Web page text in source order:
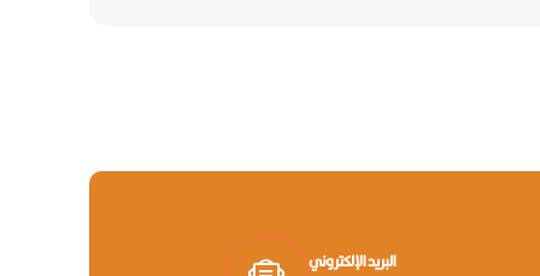
البريد الإلكتروني